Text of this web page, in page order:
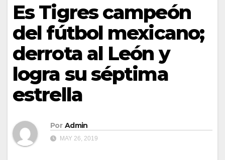
Es Tigres campeón
del fútbol mexicano;
derrota al León y
logra su séptima
estrella
Por Admin
MAY 26, 2019